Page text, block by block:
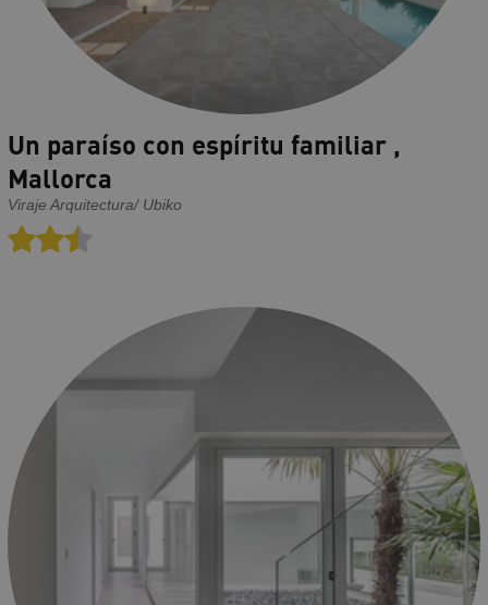
Un paraíso con espíritu familiar ,
Mallorca
Viraje Arquitectura/ Ubiko